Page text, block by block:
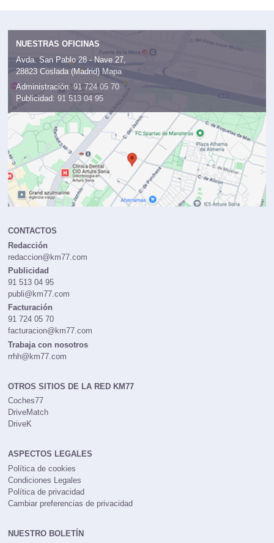
NUESTRAS OFICINAS
Avda. San Pablo 28 - Nave 27,
28823 Coslada (Madrid) Mapa
Administración: 91 724 05 70
Publicidad: 91 513 04 95
CONTACTOS
Redacción
redaccion@km77.com
Publicidad
91 513 04 95
publi@km77.com
Facturación
91 724 05 70
facturacion@km77.com
Trabaja con nosotros
rrhh@km77.com
OTROS SITIOS DE LA RED KM77
Coches77
DriveMatch
DriveK
ASPECTOS LEGALES
Política de cookies
Condiciones Legales
Política de privacidad
Cambiar preferencias de privacidad
NUESTRO BOLETÍN